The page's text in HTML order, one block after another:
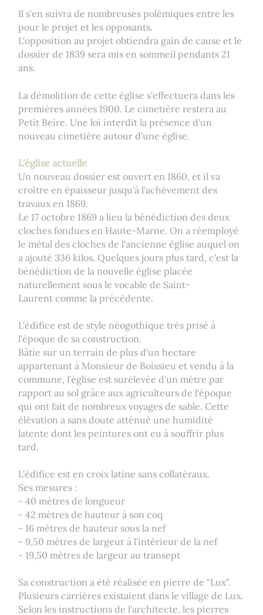
Il s'en suivra de nombreuses polémiques entre les
pour le projet et les opposants.
L'opposition au projet obtiendra gain de cause et le
dossier de 1839 sera mis en sommeil pendants 21
ans.
La démolition de cette église s'effectuera dans les
premières années 1900. Le cimetière restera au
Petit Beire. Une loi interdit la présence d'un
nouveau cimetière autour d'une église.
L'église actuelle
Un nouveau dossier est ouvert en 1860, et il va
croître en épaisseur jusqu'à l'achèvement des
travaux en 1869.
Le 17 octobre 1869 a lieu la bénédiction des deux
cloches fondues en Haute-Marne. On a réemployé
le métal des cloches de l'ancienne église auquel on
a ajouté 336 kilos. Quelques jours plus tard, c'est la
bénédiction de la nouvelle église placée
naturellement sous le vocable de Saint-
Laurent comme la précédente.
L'édifice est de style néogothique très prisé à
l'époque de sa construction.
Bâtie sur un terrain de plus d'un hectare
appartenant à Monsieur de Boissieu et vendu à la
commune, l'église est surélevée d'un mètre par
rapport au sol grâce aux agriculteurs de l'époque
qui ont fait de nombreux voyages de sable. Cette
élévation a sans doute atténué une humidité
latente dont les peintures ont eu à souffrir plus
tard.
L'édifice est en croix latine sans collatéraux.
Ses mesures :
- 40 mètres de longueur
- 42 mètres de hauteur à son coq
- 16 mètres de hauteur sous la nef
- 9,50 mètres de largeur à l'intérieur de la nef
- 19,50 mètres de largeur au transept
Sa construction a été réalisée en pierre de "Lux".
Plusieurs carrières existaient dans le village de Lux.
Selon les instructions de l'architecte, les pierres